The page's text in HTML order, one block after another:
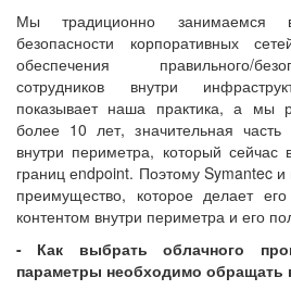
Мы традиционно занимаемся
безопасности корпоративных
обеспечения правильного/
сотрудников внутри
показывает наша практика, а мы
более 10 лет, значительная часть
внутри периметра, который
границ еndpoint. Поэтому Symantec и
преимущество, которое делает
контентом внутри периметра и его
- Как выбрать облачного
параметры необходимо обращать